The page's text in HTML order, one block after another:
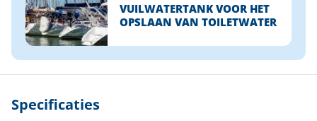
VUILWATERTANK VOOR HET
OPSLAAN VAN TOILETWATER
Specificaties